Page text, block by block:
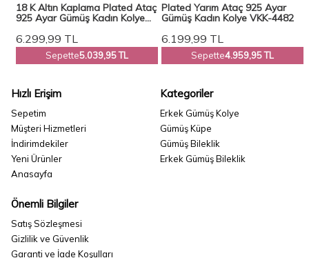
18 K Altın Kaplama Plated Ataç
925 Ayar Gümüş Kadın Kolye
6.299,99 TL
Sepette5.039,95 TL
Plated Yarım Ataç 925 Ayar
Gümüş Kadın Kolye VKK-4482
6.199,99 TL
Sepette4.959,95 TL
Hızlı Erişim
Sepetim
Müşteri Hizmetleri
İndirimdekiler
Yeni Ürünler
Anasayfa
Kategoriler
Erkek Gümüş Kolye
Gümüş Küpe
Gümüş Bileklik
Erkek Gümüş Bileklik
Önemli Bilgiler
Satış Sözleşmesi
Gizlilik ve Güvenlik
Garanti ve İade Koşulları